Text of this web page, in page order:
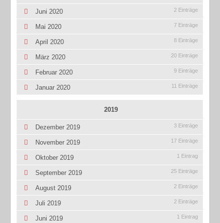
Juni 2020 2 Einträge
Mai 2020 7 Einträge
April 2020 8 Einträge
März 2020 20 Einträge
Februar 2020 9 Einträge
Januar 2020 11 Einträge
2019
Dezember 2019 3 Einträge
November 2019 17 Einträge
Oktober 2019 1 Eintrag
September 2019 25 Einträge
August 2019 2 Einträge
Juli 2019 2 Einträge
Juni 2019 1 Eintrag